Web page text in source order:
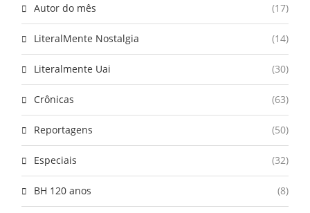
Autor do mês (17)
LiteralMente Nostalgia (14)
Literalmente Uai (30)
Crônicas (63)
Reportagens (50)
Especiais (32)
BH 120 anos (8)